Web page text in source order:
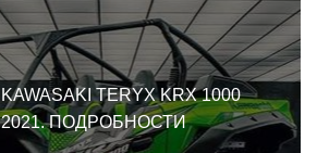
KAWASAKI TERYX KRX 1000
2021. ПОДРОБНОСТИ